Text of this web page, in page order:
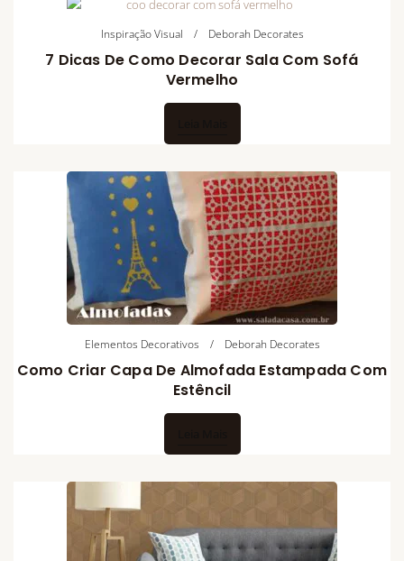
Inspiração Visual Deborah Decorates
7 Dicas De Como Decorar Sala Com Sofá
Vermelho
Elementos Decorativos Deborah Decorates
Como Criar Capa De Almofada Estampada Com
Estêncil